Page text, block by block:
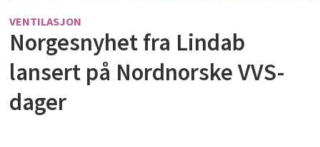
VENTILASJON
Norgesnyhet fra Lindab
lansert på Nordnorske VVS-
dager